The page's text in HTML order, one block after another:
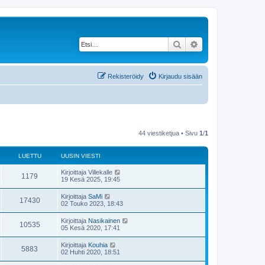
Etsi
Kirjaudu sisään
Rekisteröidy
44 viestiketjua • Sivu 1/1
LUETTU UUSIN VIESTI
1179 Kirjoittaja Villekalle
19 Kesä 2025, 19:45
17430 Kirjoittaja SaMi
02 Touko 2023, 18:43
10535 Kirjoittaja Nasikainen
05 Kesä 2020, 17:41
5883 Kirjoittaja Kouhia
02 Huhti 2020, 18:51